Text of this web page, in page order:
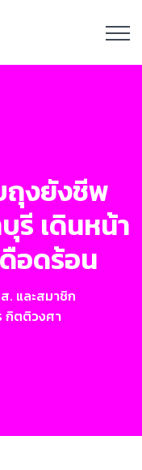
ถุงยังชีพ
เดินหน้า
อดร้อน
. และสมาชิก
กิตติวงศา